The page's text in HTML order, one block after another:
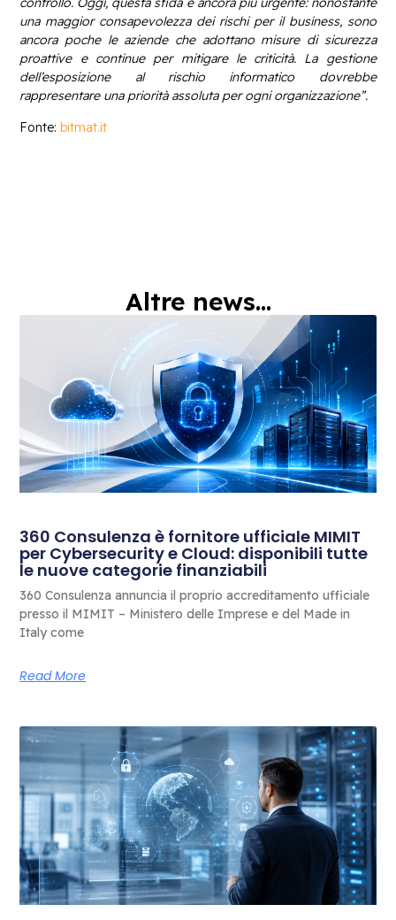
una maggior consapevolezza dei rischi per il business, sono
ancora poche le aziende che adottano misure di sicurezza
proattive e continue per mitigare le criticità. La gestione
dell’esposizione al rischio informatico dovrebbe
rappresentare una priorità assoluta per ogni organizzazione”.
Fonte:bitmat.it
Altre news...
360 Consulenza è fornitore ufficiale MIMIT
per Cybersecurity e Cloud: disponibili tutte
le nuove categorie finanziabili
360 Consulenza annuncia il proprio accreditamento ufficiale
presso il MIMIT – Ministero delle Imprese e del Made in
Italy come
Read More